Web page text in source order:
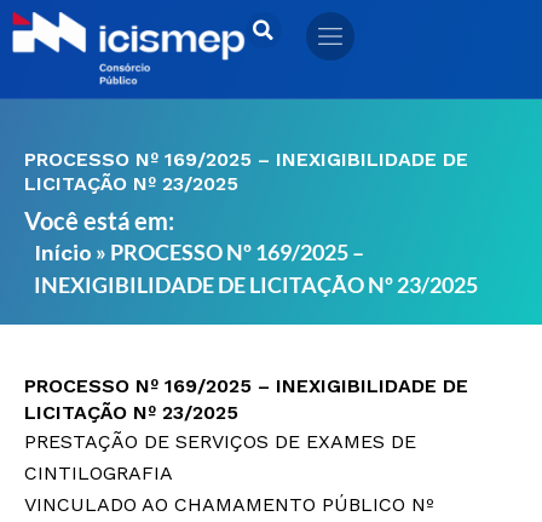
Ir
para
PROCESSO Nº 169/2025 – INEXIGIBILIDADE DE
LICITAÇÃO Nº 23/2025
Você está em:
Início » PROCESSO Nº 169/2025 –
INEXIGIBILIDADE DE LICITAÇÃO Nº 23/2025
PROCESSO Nº 169/2025 – INEXIGIBILIDADE DE
LICITAÇÃO Nº 23/2025
PRESTAÇÃO DE SERVIÇOS DE EXAMES DE
CINTILOGRAFIA
VINCULADO AO CHAMAMENTO PÚBLICO Nº